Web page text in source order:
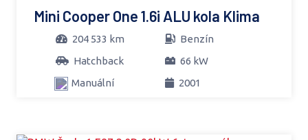
Mini Cooper One 1.6i ALU kola Klima
204 533 km
Benzín
Hatchback
66 kW
Manuální
2001